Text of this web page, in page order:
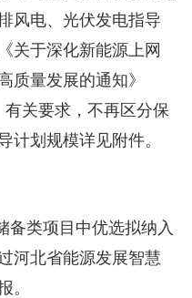
风电、光伏发电指导
关于深化新能源上网
质量发展的通知》
有关要求，不再区分保
计划规模详见附件。
备类项目中优选拟纳入
河北省能源发展智慧
。